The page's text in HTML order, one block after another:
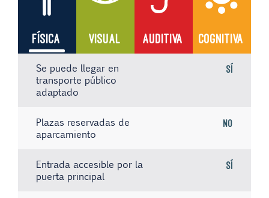
FÍSICA VISUAL AUDITIVA COGNITIVA
Se puede llegar en
transporte público
adaptado
Sí
Plazas reservadas de
aparcamiento
No
Entrada accesible por la
puerta principal
Sí